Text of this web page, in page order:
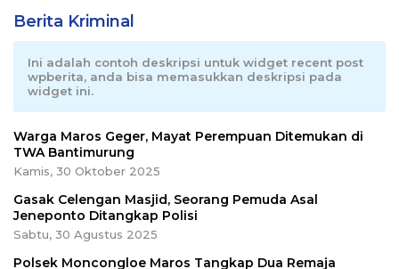
Berita Kriminal
Ini adalah contoh deskripsi untuk widget recent post
wpberita, anda bisa memasukkan deskripsi pada
widget ini.
Warga Maros Geger, Mayat Perempuan Ditemukan di
TWA Bantimurung
Kamis, 30 Oktober 2025
Gasak Celengan Masjid, Seorang Pemuda Asal
Jeneponto Ditangkap Polisi
Sabtu, 30 Agustus 2025
Polsek Moncongloe Maros Tangkap Dua Remaja